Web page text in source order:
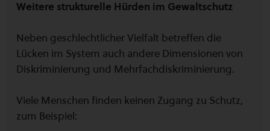
Weitere strukturelle Hürden im Gewaltschutz
Neben geschlechtlicher Vielfalt betreffen die
Lücken im System auch andere Dimensionen von
Diskriminierung und Mehrfachdiskriminierung.
Viele Menschen finden keinen Zugang zu Schutz,
zum Beispiel: